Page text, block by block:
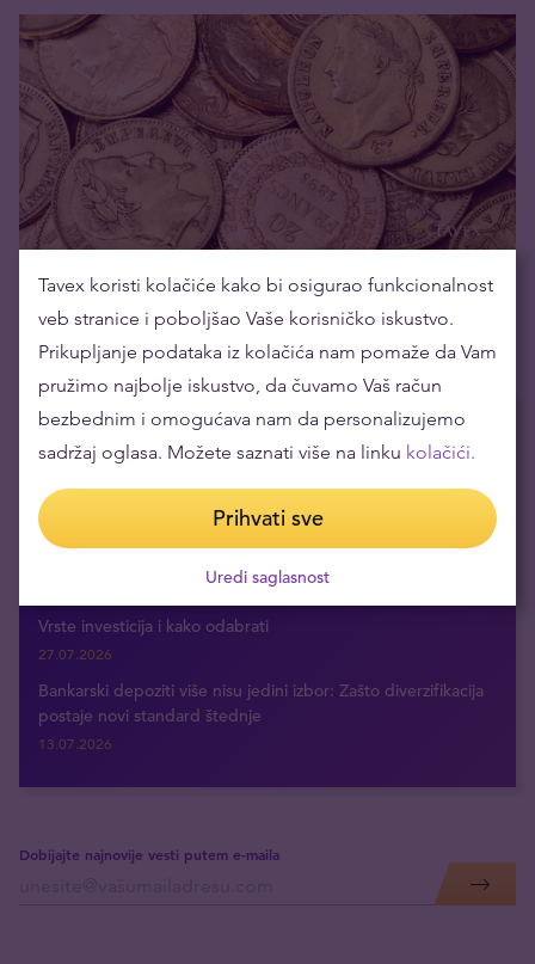
stabilno srebro tokom 2022. g.
15.02.2022
Trenutno popularno
Šta je rizični kapital i kako njime upravljati
31.07.2026
Vrste investicija i kako odabrati
27.07.2026
Bankarski depoziti više nisu jedini izbor: Zašto diverzifikacija
postaje novi standard štednje
13.07.2026
Dobijajte najnovije vesti putem e-maila
Tavex koristi kolačiće kako bi osigurao funkcionalnost
veb stranice i poboljšao Vaše korisničko iskustvo.
Prikupljanje podataka iz kolačića nam pomaže da Vam
pružimo najbolje iskustvo, da čuvamo Vaš račun
bezbednim i omogućava nam da personalizujemo
sadržaj oglasa. Možete saznati više na linku kolačići.
Prihvati sve
Uredi saglasnost